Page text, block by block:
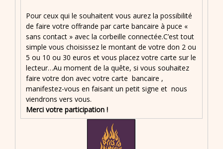
Pour ceux qui le souhaitent vous aurez la possibilité
de faire votre offrande par carte bancaire à puce «
sans contact » avec la corbeille connectée.C’est tout
simple vous choisissez le montant de votre don 2 ou
5 ou 10 ou 30 euros et vous placez votre carte sur le
lecteur…Au moment de la quête, si vous souhaitez
faire votre don avec votre carte bancaire ,
manifestez-vous en faisant un petit signe et nous
viendrons vers vous.
Merci votre participation !